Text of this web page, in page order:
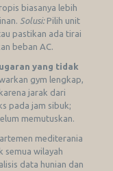
biasanya lebih
Solusi:Pilih unit
pastikan ada tirai
beban AC.
yang tidak
gym lengkap,
jarak dari
pada jam sibuk;
memutuskan.
mediterania
semua wilayah
data hunian dan